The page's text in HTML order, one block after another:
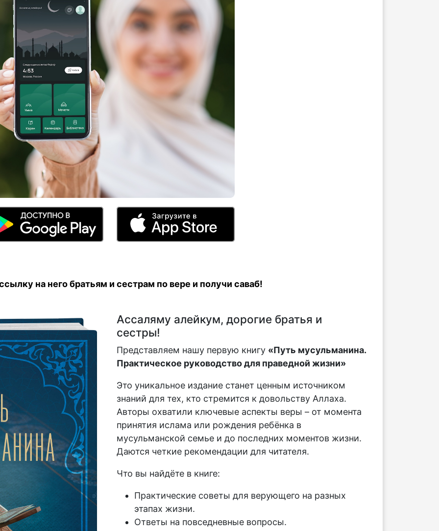
на него братьям и сестрам по вере и получи саваб!
Ассаляму алейкум, дорогие братья и
сестры!
Представляем нашу первую книгу «Путь мусульманина.
Практическое руководство для праведной жизни»
Это уникальное издание станет ценным источником
знаний для тех, кто стремится к довольству Аллаха.
Авторы охватили ключевые аспекты веры – от момента
принятия ислама или рождения ребёнка в
мусульманской семье и до последних моментов жизни.
Даются четкие рекомендации для читателя.
Что вы найдёте в книге:
Практические советы для верующего на разных
этапах жизни.
Ответы на повседневные вопросы.